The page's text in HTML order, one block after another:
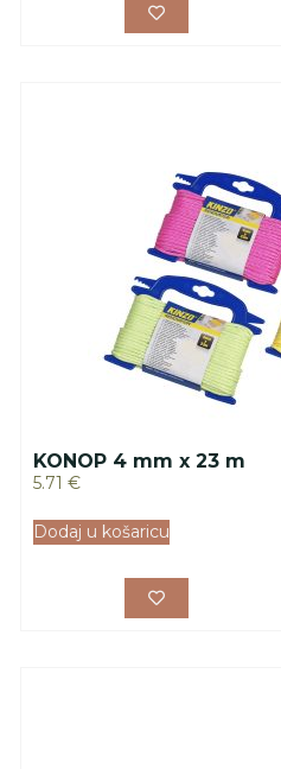
KONOP 4 mm x 23 m
5.71 €
Dodaj u košaricu